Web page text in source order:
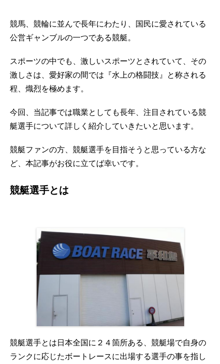
競馬、競輪に並んで長年にわたり、国民に愛されている
公営ギャンブルの一つである競艇。
スポーツの中でも、激しいスポーツとされていて、その
激しさは、愛好家の間では『水上の格闘技』と称される
程、熾烈を極めます。
今回、当記事では職業としても長年、注目されている競
艇選手について詳しく紹介していきたいと思います。
競艇ファンの方、競艇選手を目指そうと思っている方な
ど、本記事がお役に立てば幸いです。
競艇選手とは
競艇選手とは日本全国に２４箇所ある、競艇場で自身の
ランクに応じたボートレースに出場する選手の事を指し